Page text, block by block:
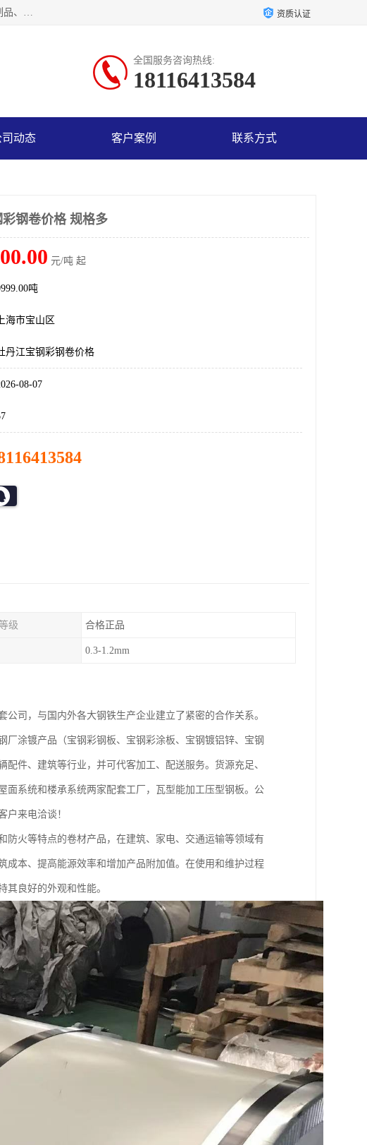
上海轩本实业有限公司成立于2017年，注册地位于上海市宝山区。经营范围包括金属材料、五金交电、建筑材料、铝合金制品、机械设备、电线电缆、装潢材料等；公司主营产品：宝钢彩钢板、宝钢彩钢卷、宝钢彩涂板、宝钢彩涂卷、宝钢高耐候彩钢板，宝钢氟碳彩钢板。是一家集钢铁贸易，物流、加工为一体的产业全配套公司。 资质认证
全国服务咨询热线:
18116413584
司动态 客户案例 联系方式
钢卷价格 规格多
元/吨 起
吨
上海市宝山区
丹江宝钢彩钢卷价格
08-07
级 合格正品
0.3-1.2mm
司，与国内外各大钢铁生产企业建立了紧密的合作关系。
涂镀产品（宝钢彩钢板、宝钢彩涂板、宝钢镀铝锌、宝钢
件、建筑等行业，并可代客加工、配送服务。货源充足、
系统和楼承系统两家配套工厂，瓦型能加工压型钢板。公
户来电洽谈！
火等特点的卷材产品，在建筑、家电、交通运输等领域有
本、提高能源效率和增加产品附加值。在使用和维护过程
其良好的外观和性能。